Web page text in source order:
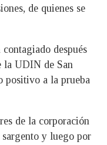
de quienes se
después
la UDIN de San
positivo a la prueba
de la corporación
y luego por